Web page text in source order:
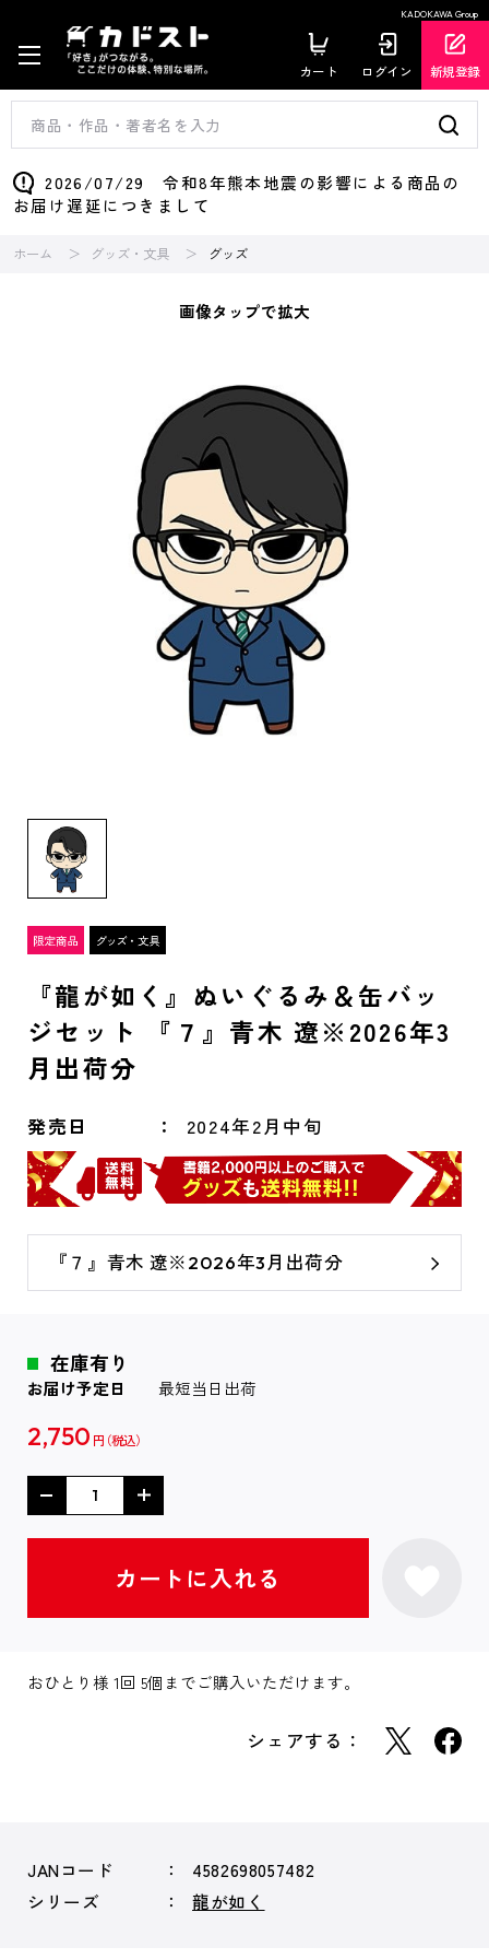
KADOKAWA Group
カート ログイン 新規登録
2026/07/29 令和8年熊本地震の影響による商品の
お届け遅延につきまして
ホーム グッズ・文具 グッズ
画像タップで拡大
『龍が如く』ぬいぐるみ＆缶バッ
ジセット 『７』青木 遼※2026年3
月出荷分
発売日 2024年2月中旬
『７』青木 遼※2026年3月出荷分
在庫有り
お届け予定日 最短当日出荷
2,750 円
おひとり様 1回 5個までご購入いただけます。
シェアする：
JANコード
4582698057482
シリーズ
龍が如く